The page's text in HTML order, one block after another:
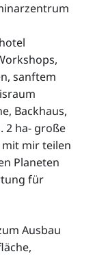
sanftem
Backhaus,
2 ha- große
mit mir teilen
Planeten
für
Ausbau